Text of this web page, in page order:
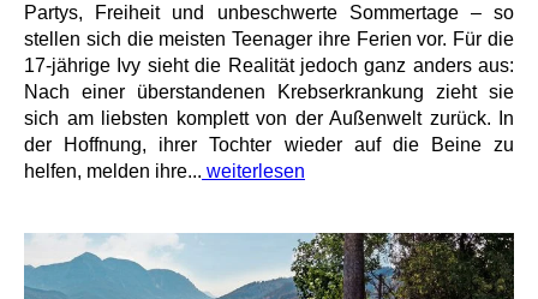
Partys, Freiheit und unbeschwerte Sommertage – so
stellen sich die meisten Teenager ihre Ferien vor. Für die
17-jährige Ivy sieht die Realität jedoch ganz anders aus:
Nach einer überstandenen Krebserkrankung zieht sie
sich am liebsten komplett von der Außenwelt zurück. In
der Hoffnung, ihrer Tochter wieder auf die Beine zu
helfen, melden ihre... weiterlesen